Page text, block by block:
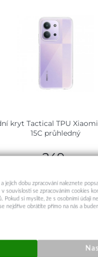
kryt Tactical TPU
15C průhledný
249,-
Přidat do košíku
jejich dobu zpracování naleznete
souvislosti se zpracováním cookies
si myslíte, že s osobními údaji
nejdříve obrátíte přímo na nás a